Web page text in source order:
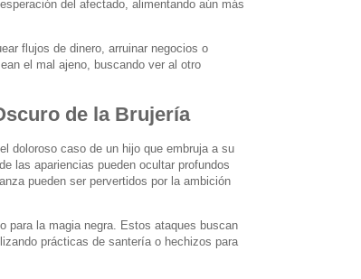
del afectado, alimentando aún más
flujos de dinero, arruinar negocios o
el mal ajeno, buscando ver al otro
de la Brujería
doloroso caso de un hijo que embruja a su
las apariencias pueden ocultar profundos
pueden ser pervertidos por la ambición
para la magia negra. Estos ataques buscan
prácticas de santería o hechizos para